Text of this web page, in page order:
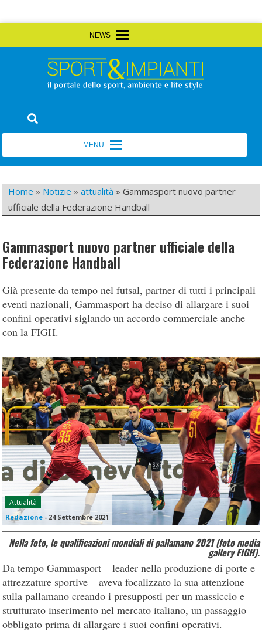
to
Sport&Impianti
Home » Notizie »attualità »Gammasport nuovo partner
ufficiale della Federazione Handball
Gammasport nuovo partner ufficiale della
Federazione Handball
Già presente da tempo nel futsal, partner di tutti i principali
eventi nazionali, Gammasport ha deciso di allargare i suoi
confini operativi siglando un accordo commerciale anche
con la FIGH.
Attualità
Redazione - 24 Settembre 2021
Nella foto, le qualificazioni mondiali di pallamano 2021 (foto media
gallery FIGH).
Da tempo Gammasport – leader nella produzione di porte e
attrezzature sportive – aveva focalizzato la sua attenzione
sulla pallamano creando i presupposti per un massiccio e
strutturato inserimento nel mercato italiano, un passaggio
obbligato prima di allargare i suoi confini operativi.